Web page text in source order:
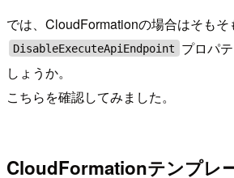
では、CloudFormationの場合はそもそ
DisableExecuteApiEndpoint
プロパ
しょうか。
こちらを確認してみました。
CloudFormationテンプレ